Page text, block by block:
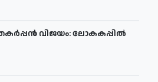
വിജയം: ലോകകപ്പിൽ